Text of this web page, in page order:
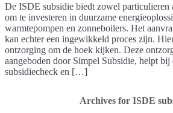
De ISDE subsidie biedt zowel particulieren
om te investeren in duurzame
warmtepompen en zonneboilers. Het
kan echter een ingewikkeld proces zijn.
ontzorging om de hoek kijken. Deze
aangeboden door Simpel Subsidie, helpt bij
subsidiecheck en […]
Archives for ISDE